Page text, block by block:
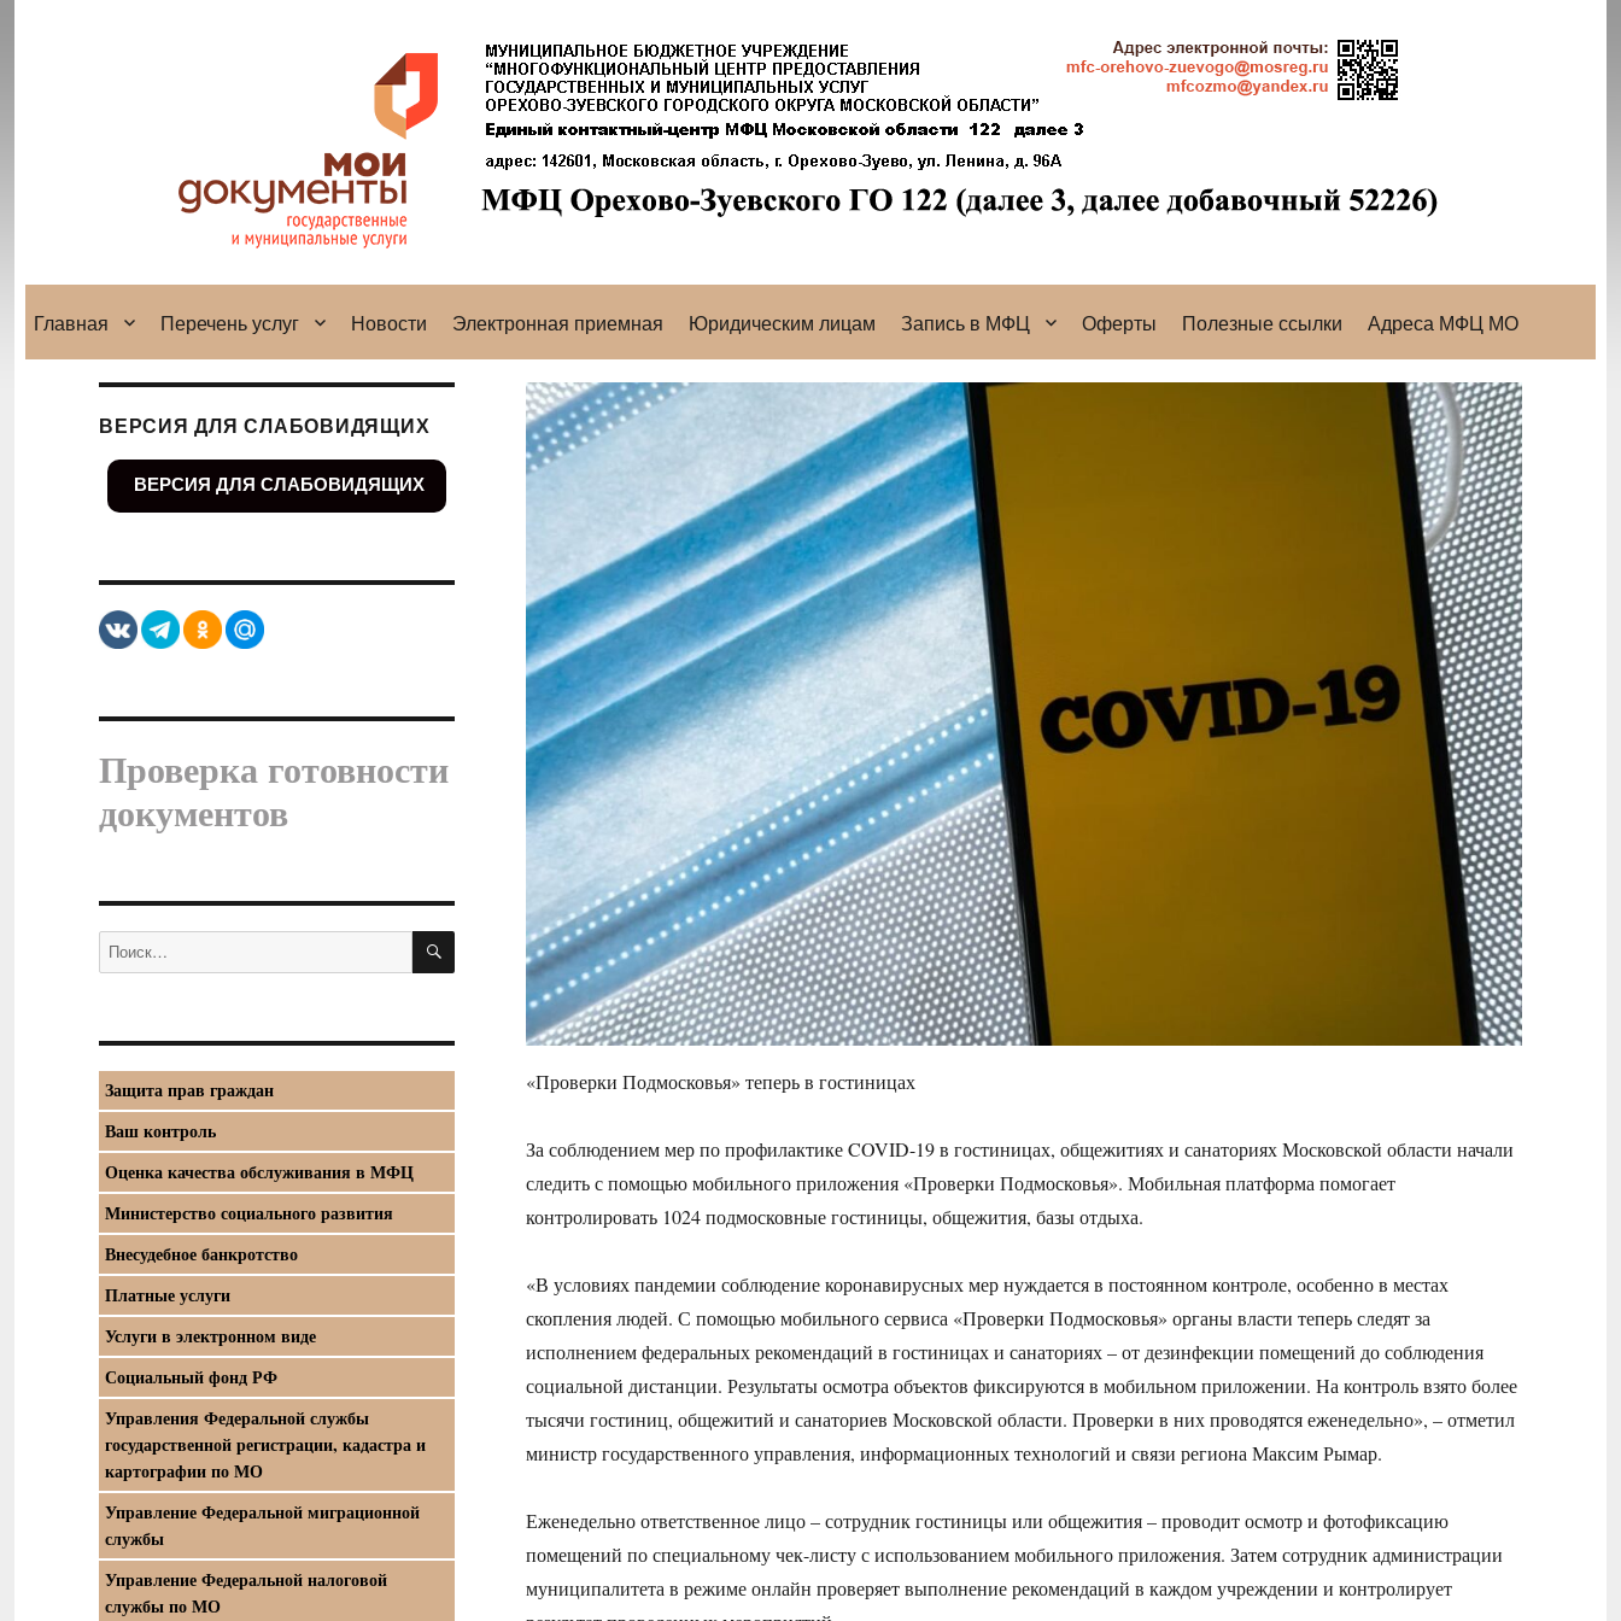
Главная Перечень услуг Новости Электронная приемная Юридическим лицам Запись в МФЦ Оферты Полезные ссылки Адреса МФЦ МО
«Проверки Подмосковья» теперь в гостиницах
За соблюдением мер по профилактике COVID-19 в гостиницах, общежитиях и санаториях Московской области начали
следить с помощью мобильного приложения «Проверки Подмосковья». Мобильная платформа помогает
контролировать 1024 подмосковные гостиницы, общежития, базы отдыха.
«В условиях пандемии соблюдение коронавирусных мер нуждается в постоянном контроле, особенно в местах
скопления людей. С помощью мобильного сервиса «Проверки Подмосковья» органы власти теперь следят за
исполнением федеральных рекомендаций в гостиницах и санаториях – от дезинфекции помещений до соблюдения
социальной дистанции. Результаты осмотра объектов фиксируются в мобильном приложении. На контроль взято более
тысячи гостиниц, общежитий и санаториев Московской области. Проверки в них проводятся еженедельно», – отметил
министр государственного управления, информационных технологий и связи региона Максим Рымар.
Еженедельно ответственное лицо – сотрудник гостиницы или общежития – проводит осмотр и фотофиксацию
помещений по специальному чек-листу с использованием мобильного приложения. Затем сотрудник администрации
муниципалитета в режиме онлайн проверяет выполнение рекомендаций в каждом учреждении и контролирует
ВЕРСИЯ ДЛЯ СЛАБОВИДЯЩИХ
ВЕРСИЯ ДЛЯ СЛАБОВИДЯЩИХ
Проверка готовности
документов
Искать: ПОИСК
Защита прав граждан
Ваш контроль
Оценка качества обслуживания в МФЦ
Министерство социального развития
Внесудебное банкротство
Платные услуги
Услуги в электронном виде
Социальный фонд РФ
Управления Федеральной службы
государственной регистрации, кадастра и
картографии по МО
Управление Федеральной миграционной
службы
Управление Федеральной налоговой
службы по МО